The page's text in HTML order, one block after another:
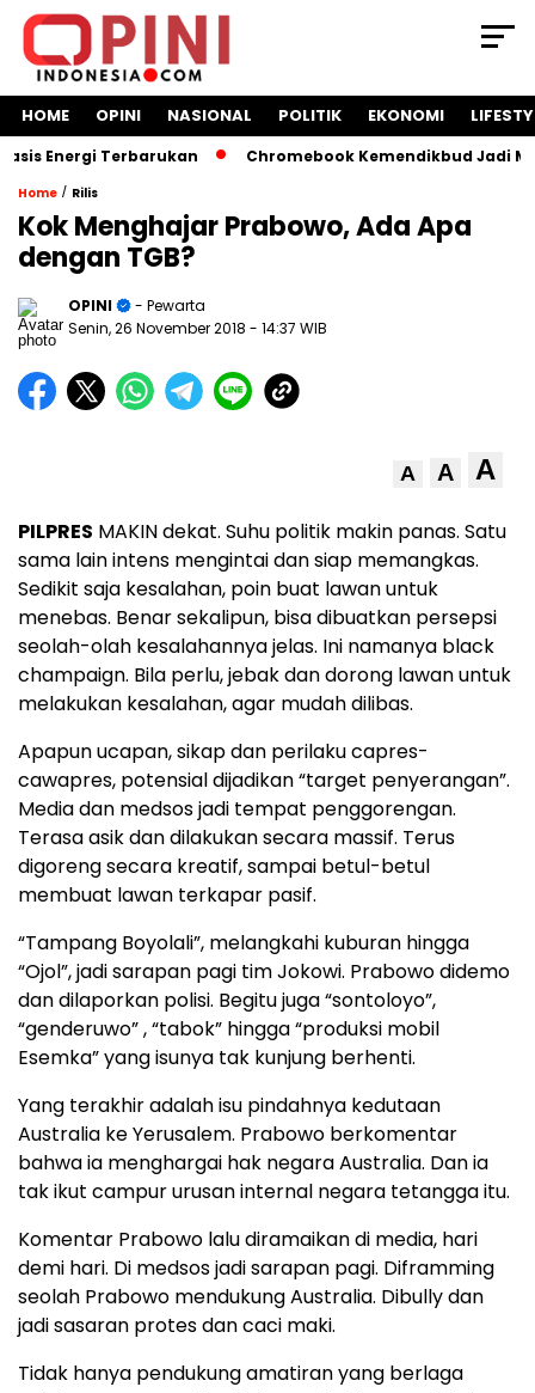
HOME OPINI NASIONAL POLITIK EKONOMI
Energi Terbarukan Chromebook Kemendikbud Jadi
Home / Rilis
Kok Menghajar Prabowo, Ada Apa
dengan TGB?
OPINI
- Pewarta
Senin, 26 November 2018 - 14:37 WIB
A A A
PILPRES MAKIN dekat. Suhu politik makin panas. Satu
sama lain intens mengintai dan siap memangkas.
Sedikit saja kesalahan, poin buat lawan untuk
menebas. Benar sekalipun, bisa dibuatkan persepsi
seolah-olah kesalahannya jelas. Ini namanya black
champaign. Bila perlu, jebak dan dorong lawan untuk
melakukan kesalahan, agar mudah dilibas.
Apapun ucapan, sikap dan perilaku capres-
cawapres, potensial dijadikan “target penyerangan”.
Media dan medsos jadi tempat penggorengan.
Terasa asik dan dilakukan secara massif. Terus
digoreng secara kreatif, sampai betul-betul
membuat lawan terkapar pasif.
“Tampang Boyolali”, melangkahi kuburan hingga
“Ojol”, jadi sarapan pagi tim Jokowi. Prabowo didemo
dan dilaporkan polisi. Begitu juga “sontoloyo”,
“genderuwo” , “tabok” hingga “produksi mobil
Esemka” yang isunya tak kunjung berhenti.
Yang terakhir adalah isu pindahnya kedutaan
Australia ke Yerusalem. Prabowo berkomentar
bahwa ia menghargai hak negara Australia. Dan ia
tak ikut campur urusan internal negara tetangga itu.
Komentar Prabowo lalu diramaikan di media, hari
demi hari. Di medsos jadi sarapan pagi. Diframming
seolah Prabowo mendukung Australia. Dibully dan
jadi sasaran protes dan caci maki.
Tidak hanya pendukung amatiran yang berlaga